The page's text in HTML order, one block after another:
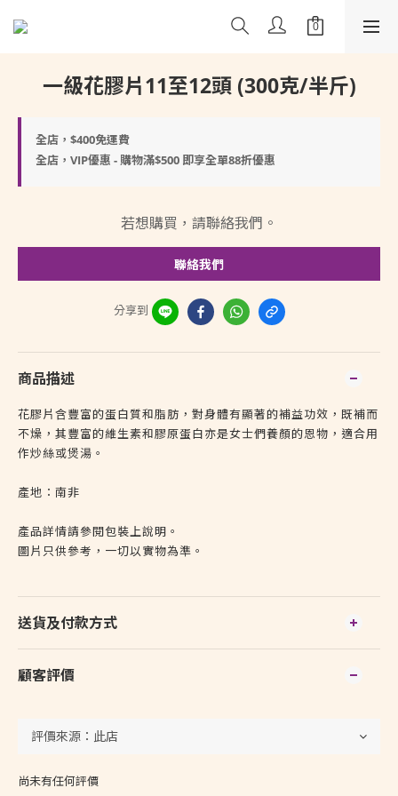
一級花膠片11至12頭 (300克/半斤)
全店，$400免運費
全店，VIP優惠 - 購物滿$500 即享全單88折優惠
若想購買，請聯絡我們。
聯絡我們
分享到
商品描述
花膠片含豐富的蛋白質和脂肪，對身體有顯著的補益功效，既補而
不燥，其豐富的維生素和膠原蛋白亦是女士們養顏的恩物，適合用
作炒絲或煲湯。
產地：南非
產品詳情請參閱包裝上說明。
圖片只供參考，一切以實物為準。
送貨及付款方式
顧客評價
尚未有任何評價